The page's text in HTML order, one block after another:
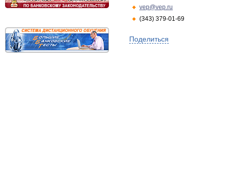
vep@vep.ru
(343) 379-01-69
Поделиться